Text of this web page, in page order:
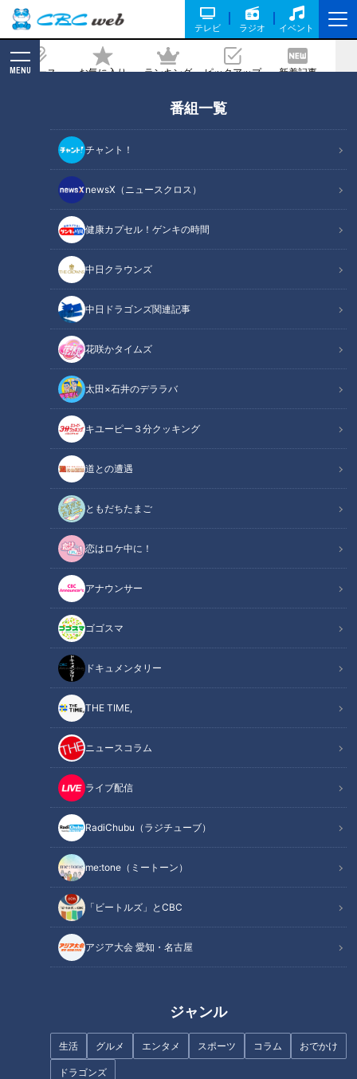
テレビ ラジオ イベント
ニュース お気に入り ランキング ピックアップ 新着記事
MENU
番組一覧
チャント！
newsX（ニュースクロス）
健康カプセル！ゲンキの時間
中日クラウンズ
中日ドラゴンズ関連記事
花咲かタイムズ
太田×石井のデララバ
キユーピー３分クッキング
道との遭遇
ともだちたまご
恋はロケ中に！
アナウンサー
ゴゴスマ
ドキュメンタリー
THE TIME,
ニュースコラム
ライブ配信
RadiChubu（ラジチューブ）
me:tone（ミートーン）
「ビートルズ」とCBC
アジア大会 愛知・名古屋
ジャンル
生活 グルメ エンタメ スポーツ コラム おでかけ
ドラゴンズ
古舘の次に狙うのは？
記事に戻る
この記事の画像（全6枚）
記事に戻る
この記事を見たあなたへのおすすめ
石井アナはオネエにモテる？ナ
ジャ・グランディーバの本音が
人気インスタグラマー“名古屋の
らない】
プに酔いしれた日～ドラゴンズ
９０周年の熱き記憶②～